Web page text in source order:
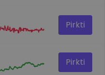
Pirkti
Pirkti